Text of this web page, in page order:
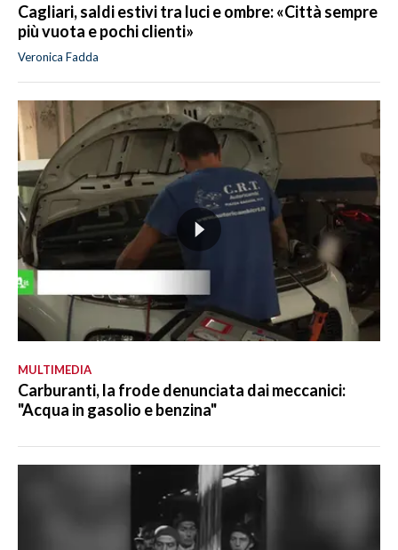
Cagliari, saldi estivi tra luci e ombre: «Città sempre
più vuota e pochi clienti»
Veronica Fadda
MULTIMEDIA
Carburanti, la frode denunciata dai meccanici:
"Acqua in gasolio e benzina"